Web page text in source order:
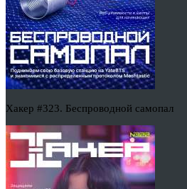
Хакер #323. Беспроводной самопал